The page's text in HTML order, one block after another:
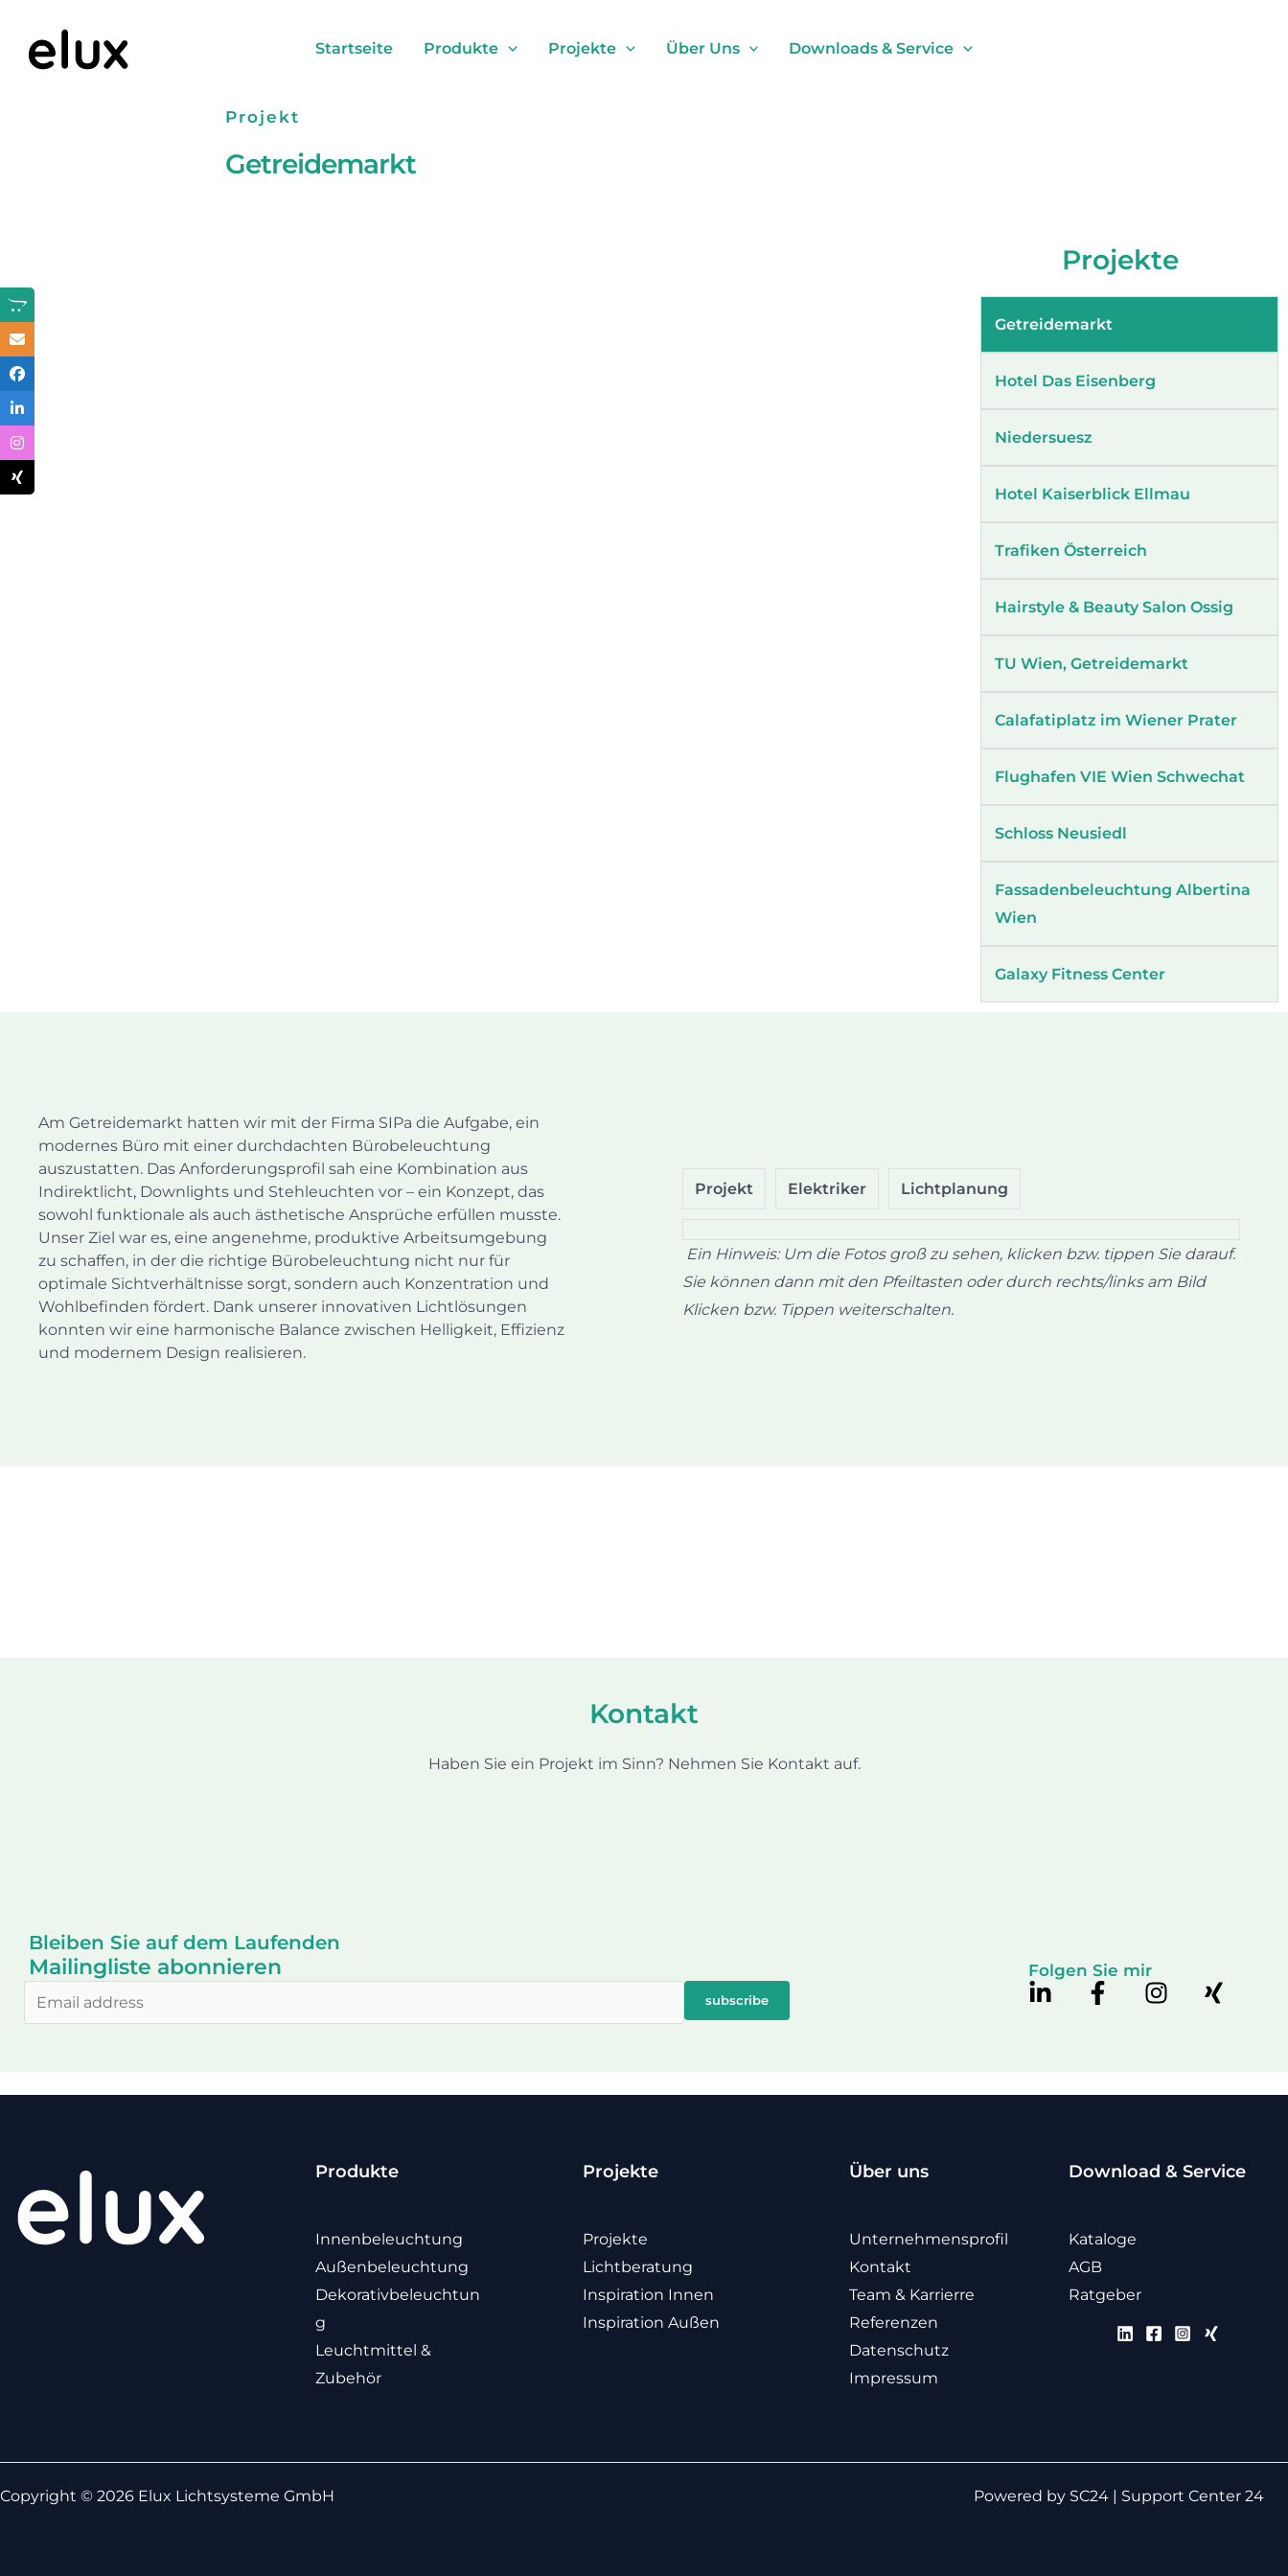
content
Startseite Produkte Projekte Über Uns Downloads & Service
Projekt
Getreidemarkt
Projekte
Getreidemarkt
Hotel Das Eisenberg
Niedersuesz
Hotel Kaiserblick Ellmau
Trafiken Österreich
Hairstyle & Beauty Salon Ossig
TU Wien, Getreidemarkt
Calafatiplatz im Wiener Prater
Flughafen VIE Wien Schwechat
Schloss Neusiedl
Fassadenbeleuchtung Albertina
Wien
Galaxy Fitness Center
Am Getreidemarkt hatten wir mit der Firma SIPa die Aufgabe, ein
modernes Büro mit einer durchdachten Bürobeleuchtung
auszustatten. Das Anforderungsprofil sah eine Kombination aus
Indirektlicht, Downlights und Stehleuchten vor – ein Konzept, das
sowohl funktionale als auch ästhetische Ansprüche erfüllen musste.
Unser Ziel war es, eine angenehme, produktive Arbeitsumgebung
zu schaffen, in der die richtige Bürobeleuchtung nicht nur für
optimale Sichtverhältnisse sorgt, sondern auch Konzentration und
Wohlbefinden fördert. Dank unserer innovativen Lichtlösungen
konnten wir eine harmonische Balance zwischen Helligkeit, Effizienz
und modernem Design realisieren.
Projekt Elektriker Lichtplanung
Ein Hinweis: Um die Fotos groß zu sehen, klicken bzw. tippen Sie darauf.
Sie können dann mit den Pfeiltasten oder durch rechts/links am Bild
Klicken bzw. Tippen weiterschalten.
Kontakt​
Haben Sie ein Projekt im Sinn? Nehmen Sie Kontakt auf.
Bleiben Sie auf dem Laufenden
Mailingliste abonnieren
subscribe
Folgen Sie mir
Produkte
Innenbeleuchtung
Außenbeleuchtung
Dekorativbeleuchtun
g
Leuchtmittel &
Zubehör
Projekte
Projekte
Lichtberatung
Inspiration Innen
Inspiration Außen
Über uns
Unternehmensprofil
Kontakt
Team & Karrierre
Referenzen
Datenschutz
Impressum
Download & Service
Kataloge
AGB
Ratgeber
Copyright © 2026 Elux Lichtsysteme GmbH Powered by SC24 | Support Center 24